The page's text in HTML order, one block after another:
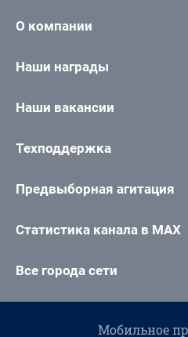
О компании
Наши награды
Наши вакансии
Техподдержка
Предвыборная агитация
Статистика канала в MAX
Все города сети
Мобильное